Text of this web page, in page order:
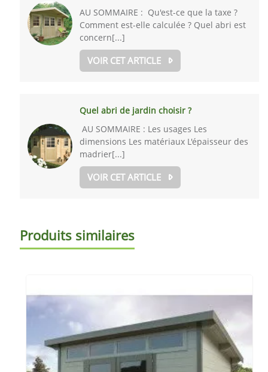
AU SOMMAIRE : Qu'est-ce que la taxe ?
Comment est-elle calculée ? Quel abri est
concern[...]
VOIR CET ARTICLE
Quel abri de jardin choisir ?
AU SOMMAIRE : Les usages Les
dimensions Les matériaux L'épaisseur des
madrier[...]
VOIR CET ARTICLE
Produits similaires